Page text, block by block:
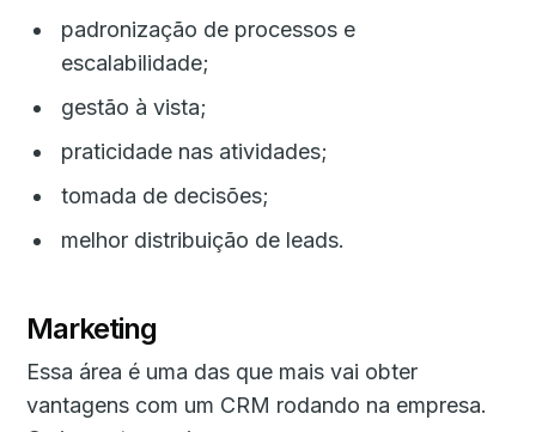
padronização de processos e
escalabilidade;
gestão à vista;
praticidade nas atividades;
tomada de decisões;
melhor distribuição de leads.
Marketing
Essa área é uma das que mais vai obter
vantagens com um CRM rodando na empresa.